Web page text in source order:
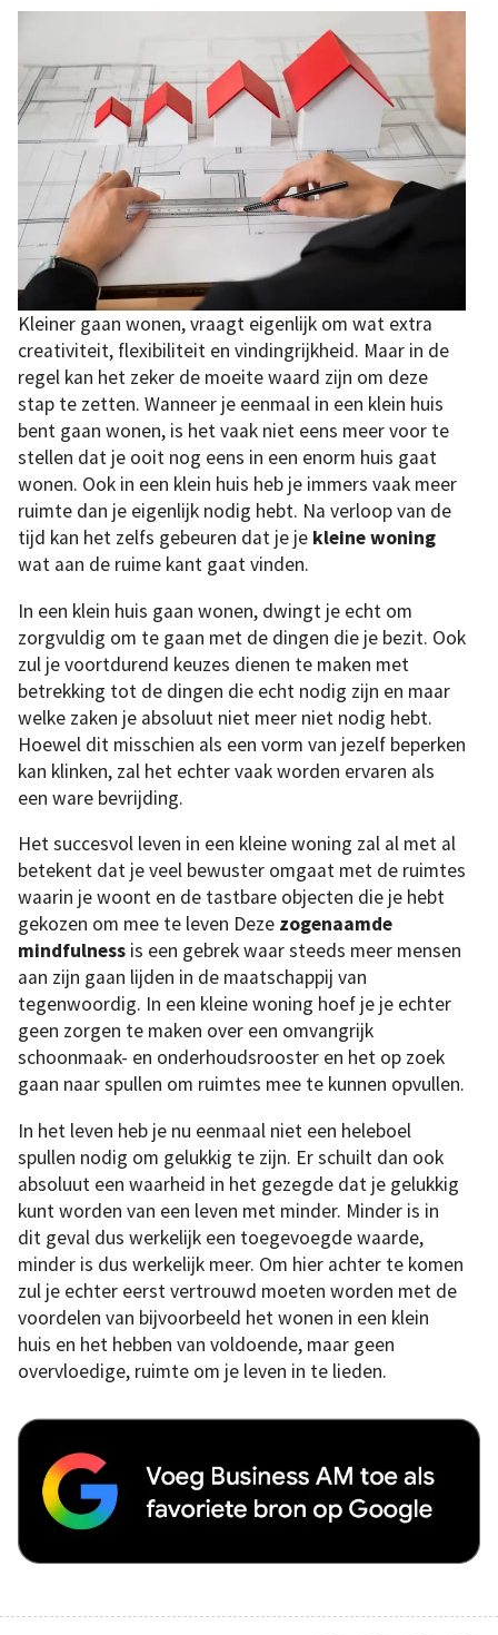
Kleiner gaan wonen, vraagt eigenlijk om wat extra
creativiteit, flexibiliteit en vindingrijkheid. Maar in de
regel kan het zeker de moeite waard zijn om deze
stap te zetten. Wanneer je eenmaal in een klein huis
bent gaan wonen, is het vaak niet eens meer voor te
stellen dat je ooit nog eens in een enorm huis gaat
wonen. Ook in een klein huis heb je immers vaak meer
ruimte dan je eigenlijk nodig hebt. Na verloop van de
tijd kan het zelfs gebeuren dat je je kleine woning
wat aan de ruime kant gaat vinden.
In een klein huis gaan wonen, dwingt je echt om
zorgvuldig om te gaan met de dingen die je bezit. Ook
zul je voortdurend keuzes dienen te maken met
betrekking tot de dingen die echt nodig zijn en maar
welke zaken je absoluut niet meer niet nodig hebt.
Hoewel dit misschien als een vorm van jezelf beperken
kan klinken, zal het echter vaak worden ervaren als
een ware bevrijding.
Het succesvol leven in een kleine woning zal al met al
betekent dat je veel bewuster omgaat met de ruimtes
waarin je woont en de tastbare objecten die je hebt
gekozen om mee te leven Deze zogenaamde
mindfulness is een gebrek waar steeds meer mensen
aan zijn gaan lijden in de maatschappij van
tegenwoordig. In een kleine woning hoef je je echter
geen zorgen te maken over een omvangrijk
schoonmaak- en onderhoudsrooster en het op zoek
gaan naar spullen om ruimtes mee te kunnen opvullen.
In het leven heb je nu eenmaal niet een heleboel
spullen nodig om gelukkig te zijn. Er schuilt dan ook
absoluut een waarheid in het gezegde dat je gelukkig
kunt worden van een leven met minder. Minder is in
dit geval dus werkelijk een toegevoegde waarde,
minder is dus werkelijk meer. Om hier achter te komen
zul je echter eerst vertrouwd moeten worden met de
voordelen van bijvoorbeeld het wonen in een klein
huis en het hebben van voldoende, maar geen
overvloedige, ruimte om je leven in te lieden.